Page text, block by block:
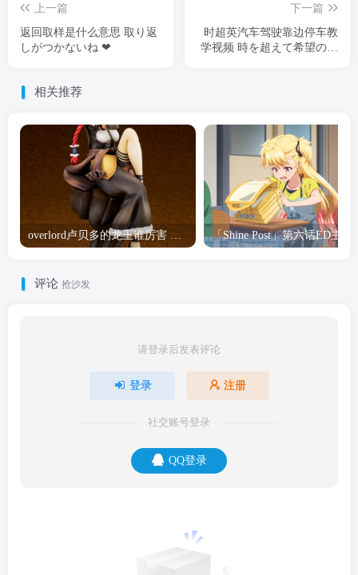
上一篇
返回取样是什么意思 取り返
しがつかないね ❤︎
下一篇
时超英汽车驾驶靠边停车教
学视频 時を超えて希望の色
相关推荐
评论 抢沙发
请登录后发表评论
登录 注册
社交账号登录
QQ登录